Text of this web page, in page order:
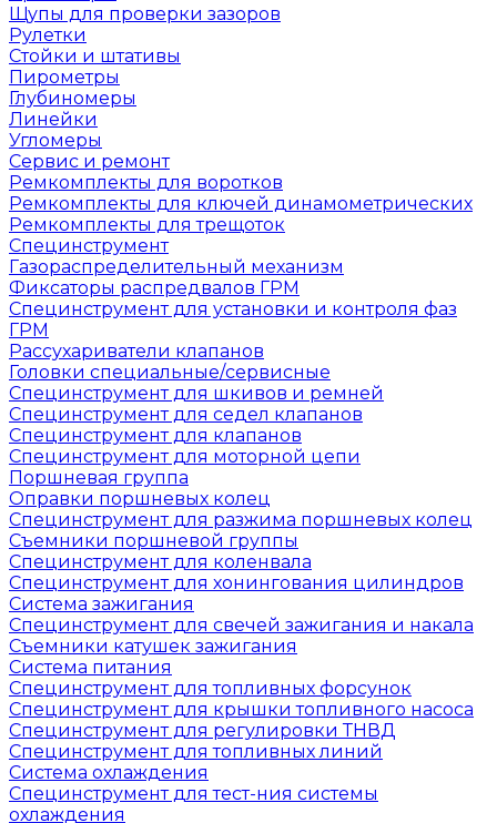
Щупы для проверки зазоров
Рулетки
Стойки и штативы
Пирометры
Глубиномеры
Линейки
Угломеры
Сервис и ремонт
Ремкомплекты для воротков
Ремкомплекты для ключей динамометрических
Ремкомплекты для трещоток
Специнструмент
Газораспределительный механизм
Фиксаторы распредвалов ГРМ
Специнструмент для установки и контроля фаз
ГРМ
Рассухариватели клапанов
Головки специальные/сервисные
Специнструмент для шкивов и ремней
Специнструмент для седел клапанов
Специнструмент для клапанов
Специнструмент для моторной цепи
Поршневая группа
Оправки поршневых колец
Специнструмент для разжима поршневых колец
Съемники поршневой группы
Специнструмент для коленвала
Специнструмент для хонингования цилиндров
Система зажигания
Специнструмент для свечей зажигания и накала
Съемники катушек зажигания
Система питания
Специнструмент для топливных форсунок
Специнструмент для крышки топливного насоса
Специнструмент для регулировки ТНВД
Специнструмент для топливных линий
Система охлаждения
Специнструмент для тест-ния системы
охлаждения